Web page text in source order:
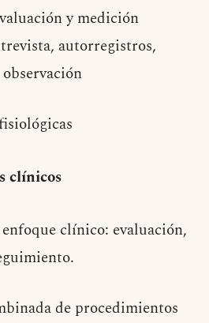
y medición
autorregistros,
clínicos
clínico: evaluación,
de procedimientos